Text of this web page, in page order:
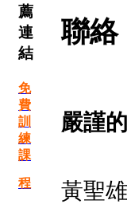
薦
連
結
免
費
訓
練
課
程
聯絡
嚴謹
黃聖